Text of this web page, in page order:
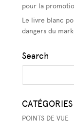
pour la
Le livre blanc
dangers du
Search
CATÉGORIES
POINTS DE VUE